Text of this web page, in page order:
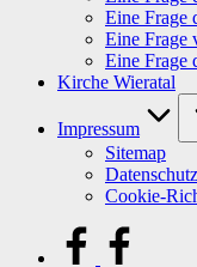
Eine Frage
Eine Frage
Eine Frage
Kirche Wieratal
Impressum
Sitemap
Cookie-
facebook.com